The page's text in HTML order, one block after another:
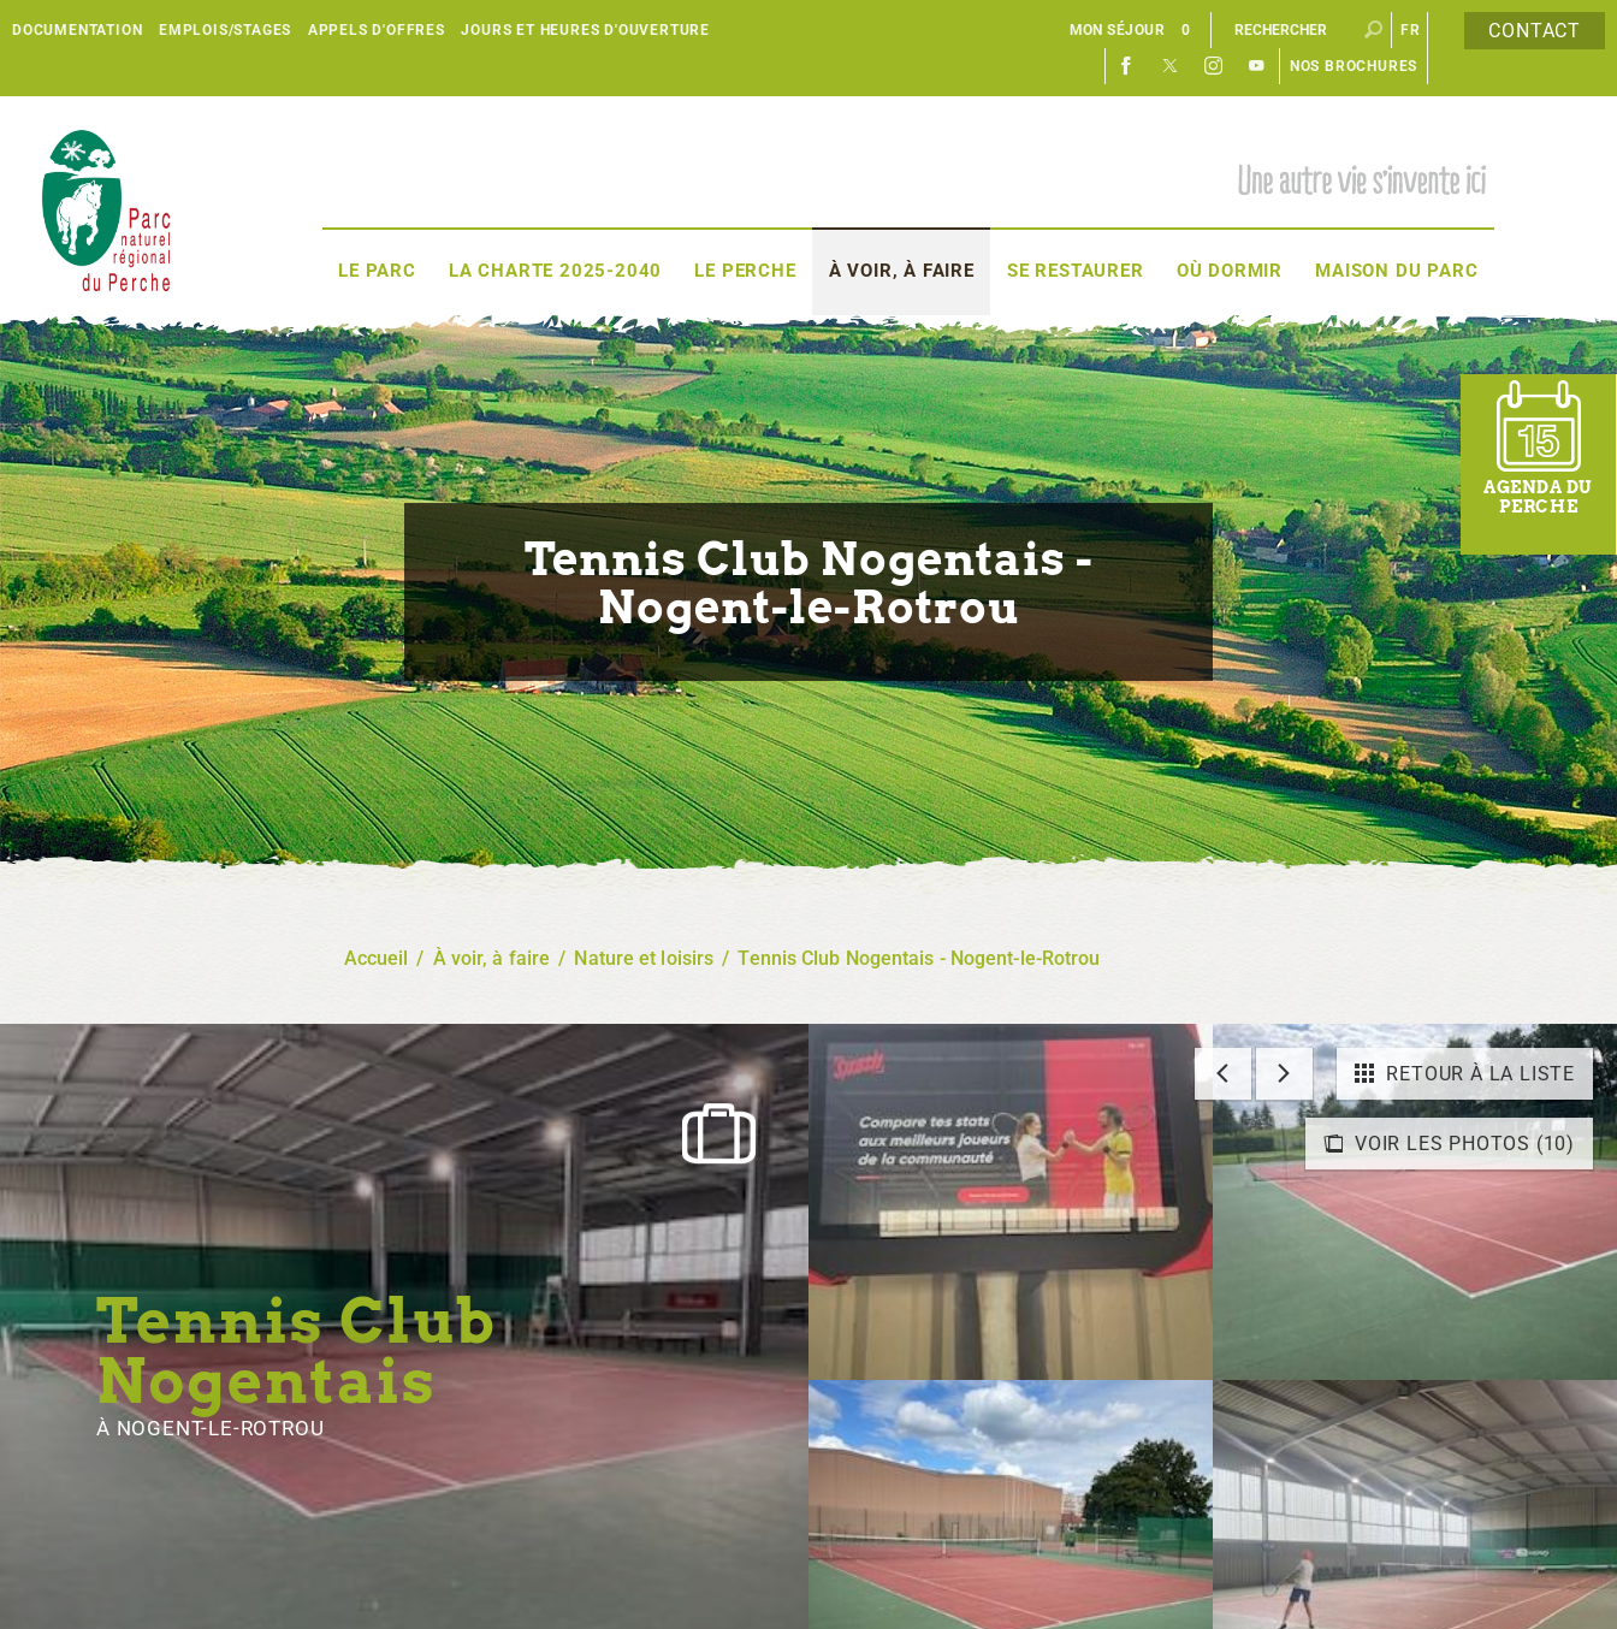
CONTACT
DOCUMENTATION EMPLOIS/STAGES APPELS D'OFFRES JOURS ET HEURES D'OUVERTURE
EN
FR
MON SÉJOUR 0
NOS BROCHURES
LE PARC LA CHARTE 2025-2040 LE PERCHE À VOIR, À FAIRE SE RESTAURER OÙ DORMIR MAISON DU PARC
Tennis Club Nogentais -
Nogent-le-Rotrou
Accueil / À voir, à faire / Nature et loisirs / Tennis Club Nogentais - Nogent-le-Rotrou
AGENDA DU
PERCHE
VOIR LES PHOTOS (10)
RETOUR À LA LISTE
Tennis Club
Nogentais
À NOGENT-LE-ROTROU